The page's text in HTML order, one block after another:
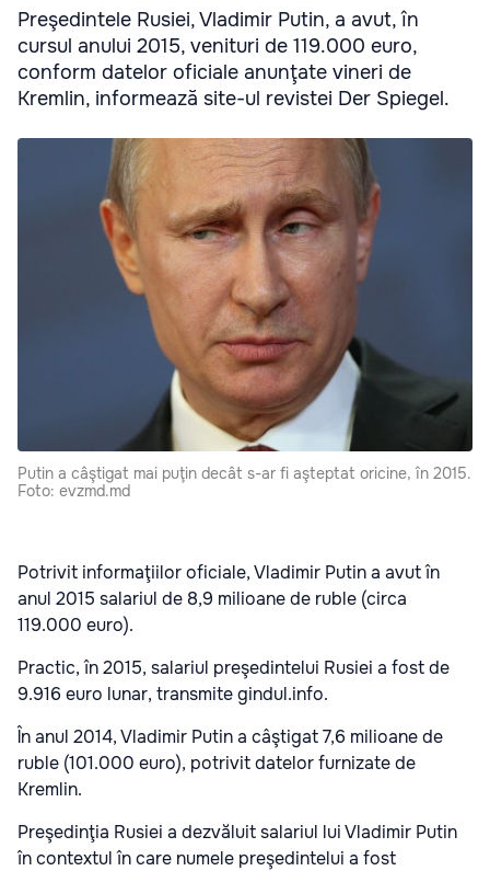
Preşedintele Rusiei, Vladimir Putin, a avut, în
cursul anului 2015, venituri de 119.000 euro,
conform datelor oficiale anunţate vineri de
Kremlin, informează site-ul revistei Der Spiegel.
Putin a câştigat mai puţin decât s-ar fi aşteptat oricine, în 2015.
Foto: evzmd.md
Potrivit informaţiilor oficiale, Vladimir Putin a avut în
anul 2015 salariul de 8,9 milioane de ruble (circa
119.000 euro).
Practic, în 2015, salariul preşedintelui Rusiei a fost de
9.916 euro lunar, transmite gindul.info.
În anul 2014, Vladimir Putin a câştigat 7,6 milioane de
ruble (101.000 euro), potrivit datelor furnizate de
Kremlin.
Preşedinţia Rusiei a dezvăluit salariul lui Vladimir Putin
în contextul în care numele preşedintelui a fost